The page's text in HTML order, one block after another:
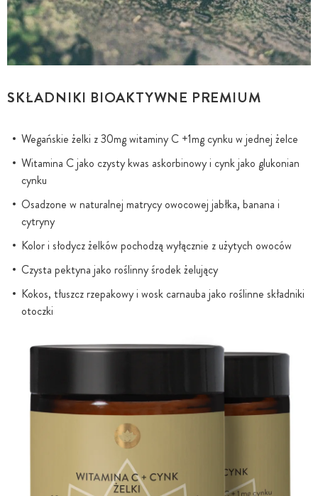
SKŁADNIKI BIOAKTYWNE PREMIUM
Wegańskie żelki z 30mg witaminy C +1mg cynku w jednej żelce
Witamina C jako czysty kwas askorbinowy i cynk jako glukonian
cynku
Osadzone w naturalnej matrycy owocowej jabłka, banana i
cytryny
Kolor i słodycz żelków pochodzą wyłącznie z użytych owoców
Czysta pektyna jako roślinny środek żelujący
Kokos, tłuszcz rzepakowy i wosk carnauba jako roślinne składniki
otoczki